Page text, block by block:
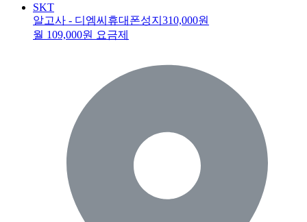
SKT
알고사 - 디엠씨휴대폰성지 310,000원
월 109,000원 요금제